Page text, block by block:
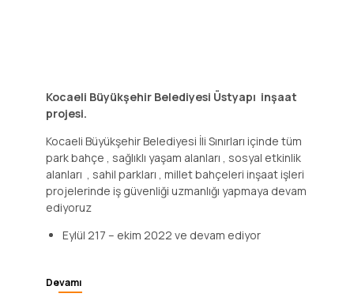
Kocaeli Büyükşehir Belediyesi Üstyapı inşaat
projesi.
Kocaeli Büyükşehir Belediyesi İli Sınırları içinde tüm
park bahçe , sağlıklı yaşam alanları , sosyal etkinlik
alanları , sahil parkları , millet bahçeleri inşaat işleri
projelerinde iş güvenliği uzmanlığı yapmaya devam
ediyoruz
Eylül 217 – ekim 2022 ve devam ediyor
Devamı